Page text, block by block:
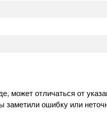
может отличаться от
ошибку или